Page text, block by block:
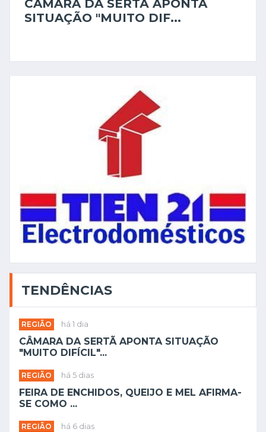
CÂMARA DA SERTÃ APONTA
SITUAÇÃO "MUITO DIF...
TENDÊNCIAS
REGIÃO há 1 dia
CÂMARA DA SERTÃ APONTA SITUAÇÃO
"MUITO DIFÍCIL"...
REGIÃO há 5 dias
FEIRA DE ENCHIDOS, QUEIJO E MEL AFIRMA-
SE COMO ...
REGIÃO há 6 dias